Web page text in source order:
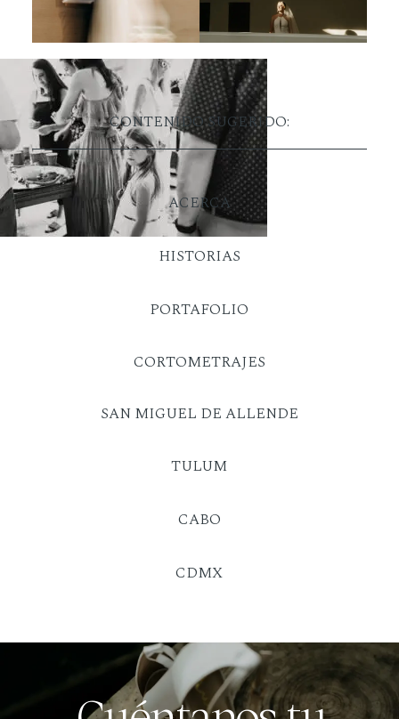
CONTENIDO SUGERIDO:
ACERCA
SAN MIGUEL DE ALLENDE
HISTORIAS
TULUM
PORTAFOLIO
CABO
CDMX
CORTOMETRAJES